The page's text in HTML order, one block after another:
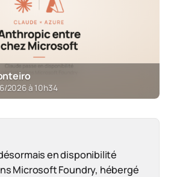
2026 à 10h34
en disponibilité
Microsoft Foundry, hébergé